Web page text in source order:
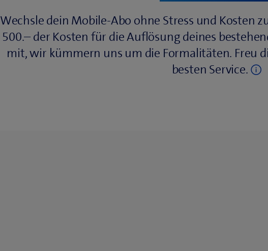
Wechsle dein Mobile-Abo ohne Stress und Kosten
500.– der Kosten für die Auflösung deines
mit, wir kümmern uns um die Formalitäten. Freu
besten Service.